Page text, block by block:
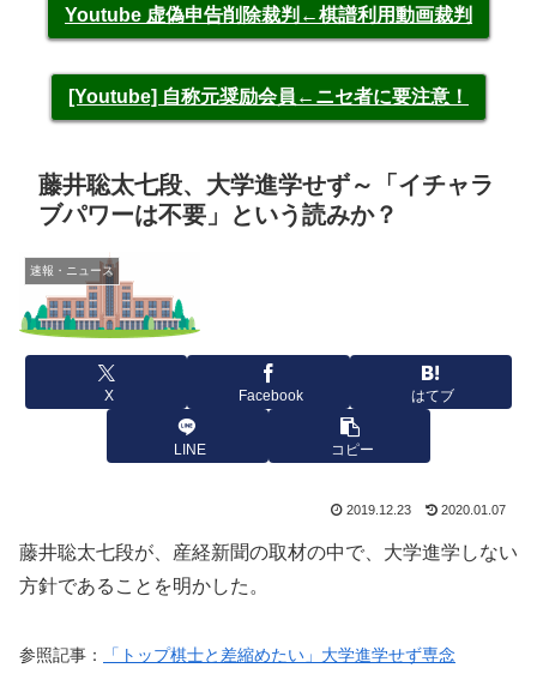
Youtube 虚偽申告削除裁判←棋譜利用動画裁判
[Youtube] 自称元奨励会員←ニセ者に要注意！
藤井聡太七段、大学進学せず～「イチャラ
ブパワーは不要」という読みか？
速報・ニュース
X Facebook はてブ
LINE コピー
2019.12.23 2020.01.07
藤井聡太七段が、産経新聞の取材の中で、大学進学しない
方針であることを明かした。
参照記事： 「トップ棋士と差縮めたい」大学進学せず専念